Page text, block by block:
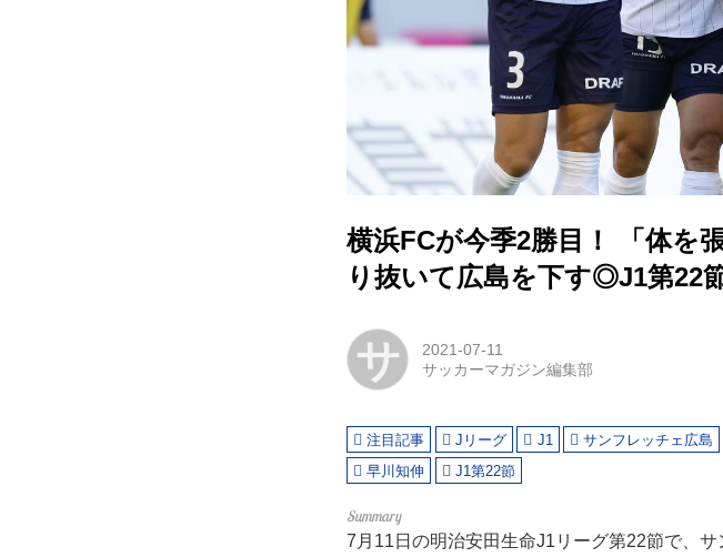
横浜FCが今季2勝目！ 「体を
り抜いて広島を下す◎J1第22
サ
2021-07-11
サッカーマガジン編集部
注目記事 Jリーグ J1 サンフレッチェ広島
早川知伸
J1第22節
7月11日の明治安田生命J1リーグ第22節で、